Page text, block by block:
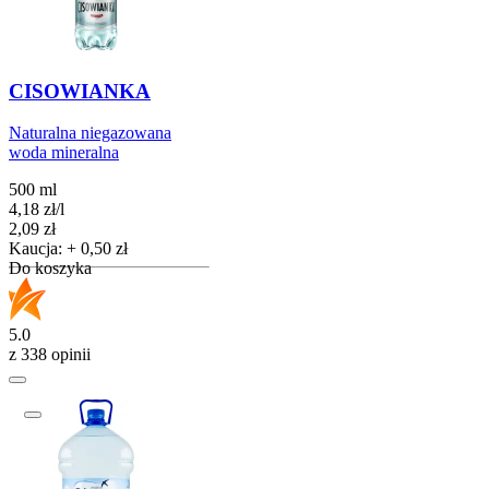
CISOWIANKA
Naturalna niegazowana
woda mineralna
500 ml
4,18 zł/l
Cena
2,09 zł
Kaucja: + 0,50 zł
Do koszyka
5.0
z 338 opinii